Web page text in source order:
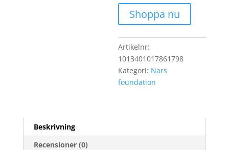
Shoppa nu
Artikelnr:
1013401017861798
Kategori: Nars
foundation
Beskrivning
Recensioner (0)